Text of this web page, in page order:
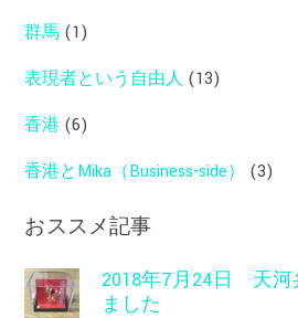
群馬 (1)
表現者という自由人 (13)
香港 (6)
香港とMika（Business-side）
(3)
おススメ記事
2018年7月24日 天河
ました